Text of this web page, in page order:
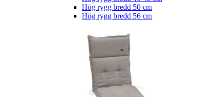
Hög rygg bredd 50 cm
Hög rygg bredd 56 cm